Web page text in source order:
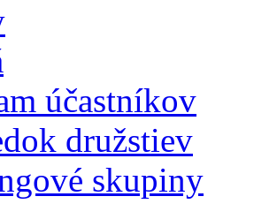
účastníkov
družstiev
skupiny